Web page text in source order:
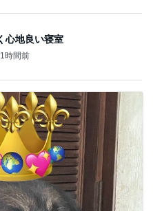
心地良い寝室
時間前